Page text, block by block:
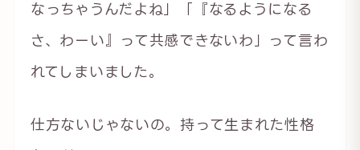
なっちゃうんだよね」「『なるようになる
さ、わーい』って共感できないわ」って言わ
れてしまいました。
仕方ないじゃないの。持って生まれた性格